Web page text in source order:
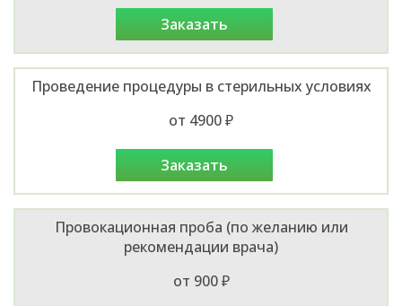
заказать
Проведение процедуры в стерильных условиях
от 4900 ₽
заказать
Провокационная проба (по желанию или
рекомендации врача)
от 900 ₽